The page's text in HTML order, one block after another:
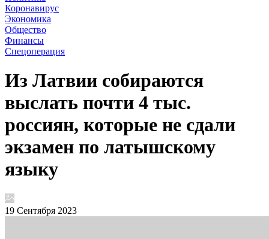
Коронавирус
Экономика
Общество
Финансы
Спецоперация
Из Латвии собираются
выслать почти 4 тыс.
россиян, которые не сдали
экзамен по латышскому
языку
19 Сентября 2023